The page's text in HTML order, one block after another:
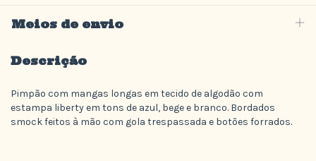
Meios de envio
Descrição
Pimpão com mangas longas em tecido de algodão com
estampa liberty em tons de azul, bege e branco. Bordados
smock feitos à mão com gola trespassada e botões forrados.